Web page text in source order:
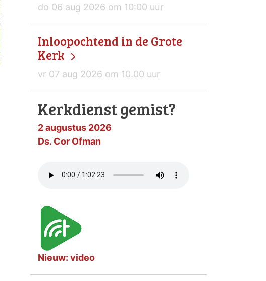
do 06 aug 2026 om 10:00 uur
Inloopochtend in de Grote
Kerk
vr 07 aug 2026 om 10.00 uur
Kerkdienst gemist?
2 augustus 2026
Ds. Cor Ofman
Nieuw: video